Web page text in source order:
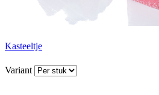
Kasteeltje
Variant